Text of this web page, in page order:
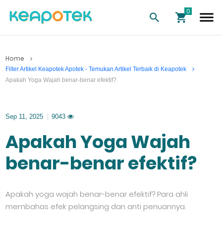
Home
Filter Artikel Keapotek Apotek - Temukan Artikel Terbaik di Keapotek
Apakah Yoga Wajah benar-benar efektif?
Sep 11, 2025 9043
Apakah Yoga Wajah
benar-benar efektif?
Apakah yoga wajah benar-benar efektif? Para ahli
membahas efek pelangsing dan anti penuannya.